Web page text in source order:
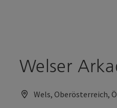
Welser
Wels, Oberösterreich,